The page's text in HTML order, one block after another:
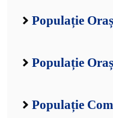
Populație
Populație
Populație